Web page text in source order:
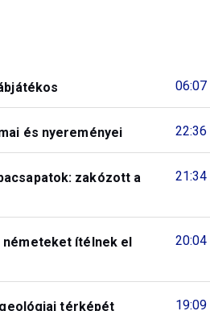
06:07
22:36
és nyereményei
21:34
zakózott a
20:04
ítélnek el
19:09
térképét